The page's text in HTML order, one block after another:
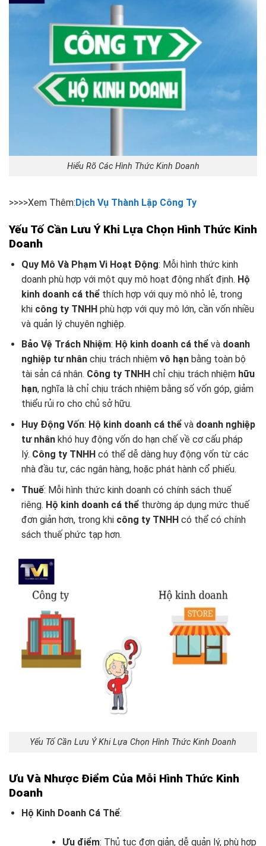
Hiểu Rõ Các Hình Thức Kinh Doanh
>>>>Xem Thêm: Dịch Vụ Thành Lập Công Ty
Yếu Tố Cần Lưu Ý Khi Lựa Chọn Hình Thức Kinh
Doanh
Quy Mô Và Phạm Vi Hoạt Động: Mỗi hình thức kinh
doanh phù hợp với một quy mô hoạt động nhất định. Hộ
kinh doanh cá thểthích hợp với quy mô nhỏ lẻ, trong
khi công ty TNHHphù hợp với quy mô lớn, cần vốn nhiều
và quản lý chuyên nghiệp.
Bảo Vệ Trách Nhiệm: Hộ kinh doanh cá thểvà doanh
nghiệp tư nhânchịu trách nhiệm vô hạnbằng toàn bộ
tài sản cá nhân. Công ty TNHH chỉ chịu trách nhiệm hữu
hạn, nghĩa là chỉ chịu trách nhiệm bằng số vốn góp, giảm
thiểu rủi ro cho chủ sở hữu.
Huy Động Vốn: Hộ kinh doanh cá thểvà doanh nghiệp
tư nhânkhó huy động vốn do hạn chế về cơ cấu pháp
lý. Công ty TNHHcó thể dễ dàng huy động vốn từ các
nhà đầu tư, các ngân hàng, hoặc phát hành cổ phiếu.
Thuế: Mỗi hình thức kinh doanh có chính sách thuế
riêng. Hộ kinh doanh cá thểthường áp dụng mức thuế
đơn giản hơn, trong khi công ty TNHHcó thể có chính
sách thuế phức tạp hơn.
Yếu Tố Cần Lưu Ý Khi Lựa Chọn Hình Thức Kinh Doanh
Ưu Và Nhược Điểm Của Mỗi Hình Thức Kinh
Doanh
Hộ Kinh Doanh Cá Thể:
Ưu điểm: Thủ tục đơn giản, dễ quản lý, phù hợp